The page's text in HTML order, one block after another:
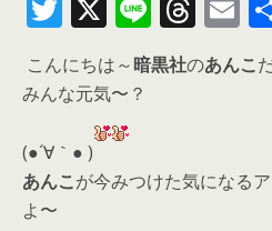
itt
er
n
e
h
re
s
m
ai
こんにちは～暗黒社のあんこ
みんな元気〜？
(●´∀｀● )
あんこが今みつけた気になる
よ〜